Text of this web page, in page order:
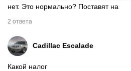
нет. Это нормально? Поставят на
2 ответа
Cadillac Escalade
Какой налог